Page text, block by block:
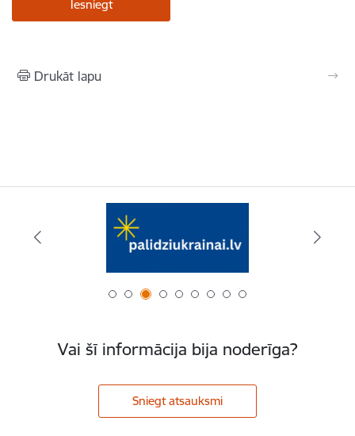
Drukāt lapu
Vai šī informācija bija noderīga?
Sniegt atsauksmi